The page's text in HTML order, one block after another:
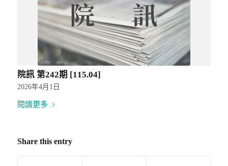
院訊 第242期 [115.04]
2026年4月1日
閱讀更多
Share this entry